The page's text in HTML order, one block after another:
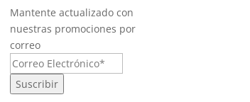
Mantente actualizado con
nuestras promociones por
correo